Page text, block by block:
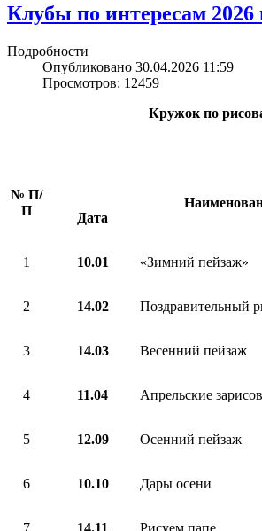
Клубы по интересам 2026
Подробности
Опубликовано 30.04.2026 11:59
Просмотров: 12459
Кружок по
№ П/
П
Дата
1 10.01 «Зимний пейзаж»
2 14.02 Поздравительный
3 14.03 Весенний пейзаж
4 11.04 Апрельские
5 12.09 Осенний пейзаж
6 10.10 Дары осени
7 14.11 Рисуем папе